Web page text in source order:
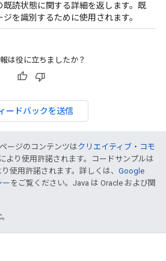
既読状態に関する詳細を返します。既
を識別するために使用されます。
は役に立ちましたか？
ードバックを送信
ージのコンテンツはクリエイティブ・コモ
により使用許諾されます。コードサンプルは
り使用許諾されます。詳しくは、 Google
ー をご覧ください。Java は Oracle および関